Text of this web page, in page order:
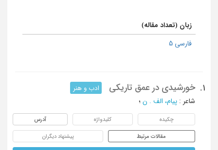
زبان (تعداد مقاله)
فارسی 5
1. خورشیدی در عمق تاریکی
ادب و هنر
شاعر : پیام، الف . ن ؛
چکیده کلیدواژه آدرس
مقالات مرتبط پیشنهاد دیگران